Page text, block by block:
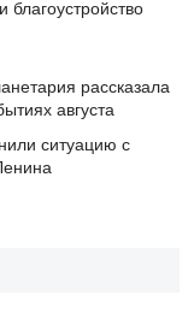
рассказала
августа
ситуацию с